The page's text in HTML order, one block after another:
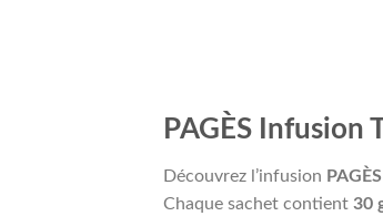
PAGÈS Infusion
Découvrez l’infusion
Chaque sachet contient 30